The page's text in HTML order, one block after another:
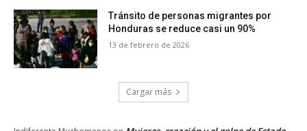
Tránsito de personas migrantes por
Honduras se reduce casi un 90%
13 de febrero de 2026
Cargar más